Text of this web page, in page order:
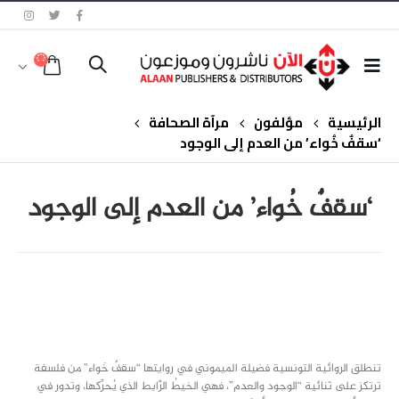
الرئيسية مؤلفون مرآة الصحافة
‘سقفٌ خُواء’ من العدم إلى الوجود
‘سقفٌ خُواء’ من العدم إلى الوجود
تنطلق الروائية التونسية فضيلة الميموني في روايتها “سقفٌ خَواء” من فلسفة
ترتكز على ثنائية “الوجود والعدم”، فهي الخيطُ الرَّابط الذي يُحرِّكها، وتدور في